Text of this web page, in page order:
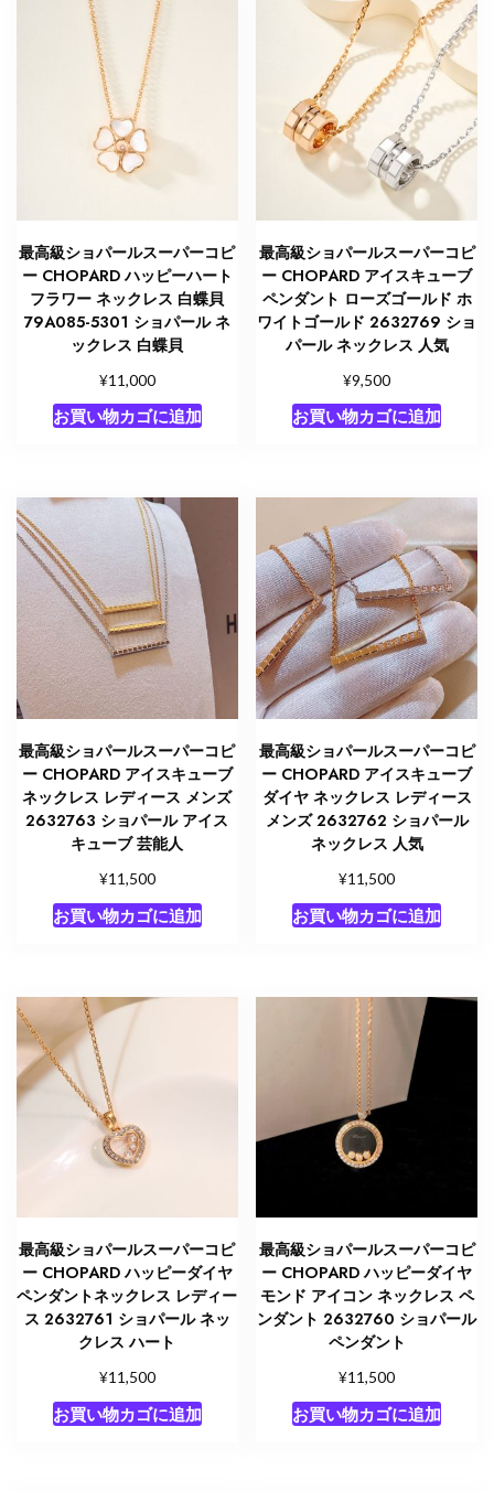
最高級ショパールスーパーコピ
ー CHOPARD ハッピーハート
フラワー ネックレス 白蝶貝
79A085-5301 ショパール ネ
ックレス 白蝶貝
¥11,000
お買い物カゴに追加
最高級ショパールスーパーコピ
ー CHOPARD アイスキューブ
ペンダント ローズゴールド ホ
ワイトゴールド 2632769 ショ
パール ネックレス 人気
¥9,500
お買い物カゴに追加
最高級ショパールスーパーコピ
ー CHOPARD アイスキューブ
ネックレス レディース メンズ
2632763 ショパール アイス
キューブ 芸能人
¥11,500
お買い物カゴに追加
最高級ショパールスーパーコピ
ー CHOPARD アイスキューブ
ダイヤ ネックレス レディース
メンズ 2632762 ショパール
ネックレス 人気
¥11,500
お買い物カゴに追加
最高級ショパールスーパーコピ
ー CHOPARD ハッピーダイヤ
ペンダントネックレス レディー
ス 2632761 ショパール ネッ
クレス ハート
¥11,500
お買い物カゴに追加
最高級ショパールスーパーコピ
ー CHOPARD ハッピーダイヤ
モンド アイコン ネックレス ペ
ンダント 2632760 ショパール
ペンダント
¥11,500
お買い物カゴに追加